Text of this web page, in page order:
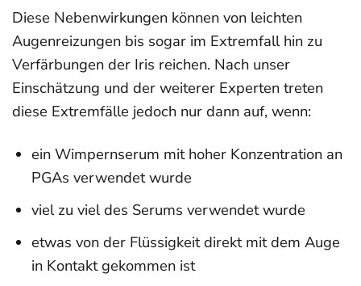
Diese Nebenwirkungen können von leichten
Augenreizungen bis sogar im Extremfall hin zu
Verfärbungen der Iris reichen. Nach unser
Einschätzung und der weiterer Experten treten
diese Extremfälle jedoch nur dann auf, wenn:
ein Wimpernserum mit hoher Konzentration an
PGAs verwendet wurde
viel zu viel des Serums verwendet wurde
etwas von der Flüssigkeit direkt mit dem Auge
in Kontakt gekommen ist